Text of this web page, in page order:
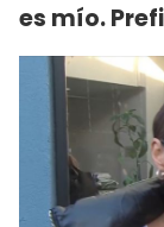
es mío.